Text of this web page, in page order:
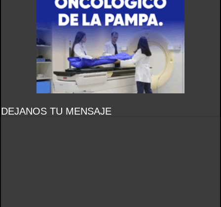
DEJANOS TU MENSAJE